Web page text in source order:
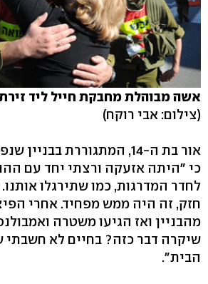
אשה מבוהלת מחבקת חייל ליד
(צילום: אבי רוקח)
כי "היתה אזעקה ורצתי יחד עם
לחדר המדרגות, כמו שתירגלו
חזק, זה היה ממש מפחיד. אחרי
מהבניין ואז הגיעו משטרה
שיקרה דבר כזה? בחיים לא חשבתי
הבית".